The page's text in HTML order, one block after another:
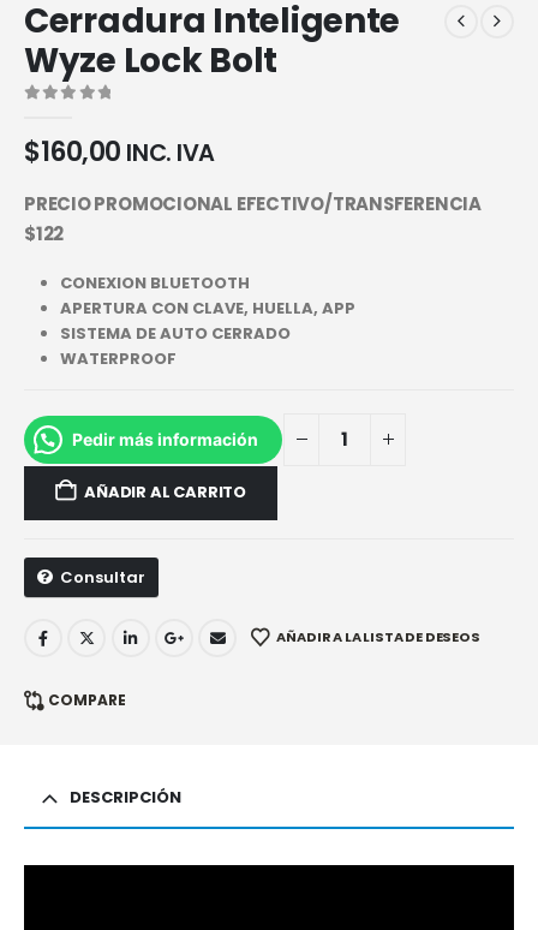
Cerradura Inteligente
Wyze Lock Bolt
$160,00 INC. IVA
PRECIO PROMOCIONAL EFECTIVO/TRANSFERENCIA
$122
CONEXION BLUETOOTH
APERTURA CON CLAVE, HUELLA, APP
SISTEMA DE AUTO CERRADO
WATERPROOF
Pedir más información
AÑADIR AL CARRITO
Consultar
AÑADIR A LA LISTA DE DESEOS
COMPARE
DESCRIPCIÓN